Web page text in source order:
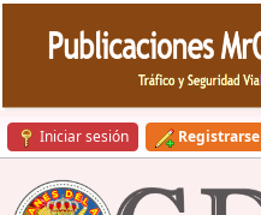
Iniciar sesión Registrarse